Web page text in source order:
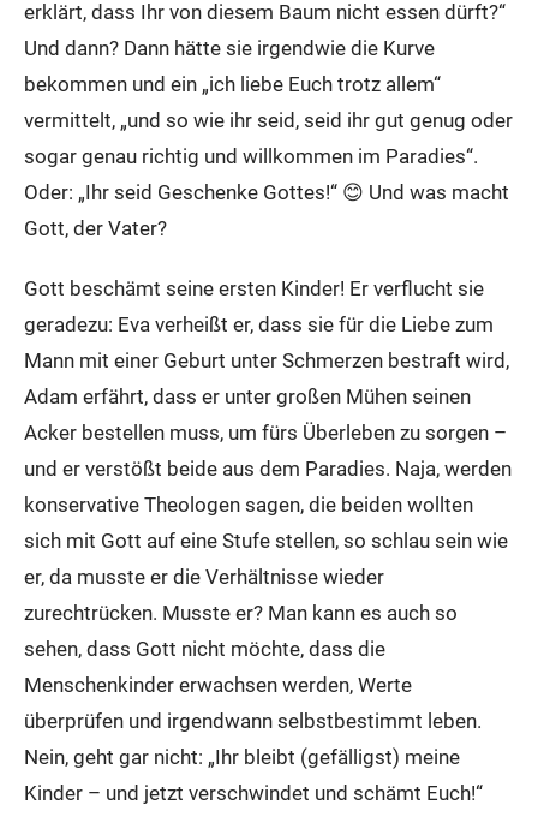
erklärt, dass Ihr von diesem Baum nicht essen dürft?“
Und dann? Dann hätte sie irgendwie die Kurve
bekommen und ein „ich liebe Euch trotz allem“
vermittelt, „und so wie ihr seid, seid ihr gut genug oder
sogar genau richtig und willkommen im Paradies“.
Oder: „Ihr seid Geschenke Gottes!“ 😊 Und was macht
Gott, der Vater?
Gott beschämt seine ersten Kinder! Er verflucht sie
geradezu: Eva verheißt er, dass sie für die Liebe zum
Mann mit einer Geburt unter Schmerzen bestraft wird,
Adam erfährt, dass er unter großen Mühen seinen
Acker bestellen muss, um fürs Überleben zu sorgen –
und er verstößt beide aus dem Paradies. Naja, werden
konservative Theologen sagen, die beiden wollten
sich mit Gott auf eine Stufe stellen, so schlau sein wie
er, da musste er die Verhältnisse wieder
zurechtrücken. Musste er? Man kann es auch so
sehen, dass Gott nicht möchte, dass die
Menschenkinder erwachsen werden, Werte
überprüfen und irgendwann selbstbestimmt leben.
Nein, geht gar nicht: „Ihr bleibt (gefälligst) meine
Kinder – und jetzt verschwindet und schämt Euch!“